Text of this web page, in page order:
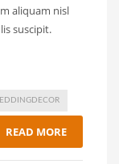
aliquam nisl
suscipit.
READ MORE